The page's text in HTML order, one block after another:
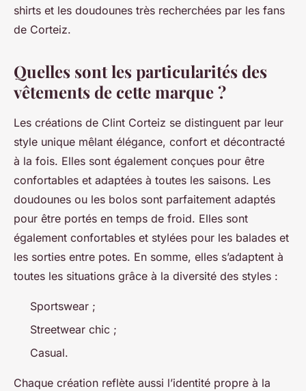
shirts et les doudounes très recherchées par les fans
de Corteiz.
Quelles sont les particularités des
vêtements de cette marque ?
Les créations de Clint Corteiz se distinguent par leur
style unique mêlant élégance, confort et décontracté
à la fois. Elles sont également conçues pour être
confortables et adaptées à toutes les saisons. Les
doudounes ou les bolos sont parfaitement adaptés
pour être portés en temps de froid. Elles sont
également confortables et stylées pour les balades et
les sorties entre potes. En somme, elles s’adaptent à
toutes les situations grâce à la diversité des styles :
Sportswear ;
Streetwear chic ;
Casual.
Chaque création reflète aussi l’identité propre à la